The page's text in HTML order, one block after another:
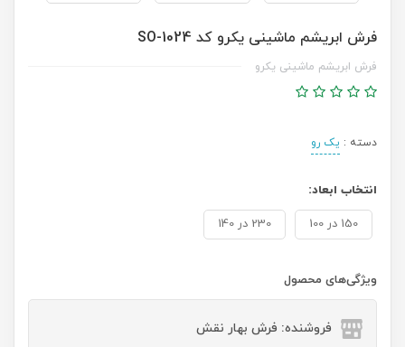
فرش ابریشم ماشینی یکرو کد SO-1024
فرش ابریشم ماشینی یکرو
دسته : یک رو
انتخاب ابعاد:
150 در 100 230 در 140
ویژگی‌های محصول
فروشنده: فرش بهار نقش